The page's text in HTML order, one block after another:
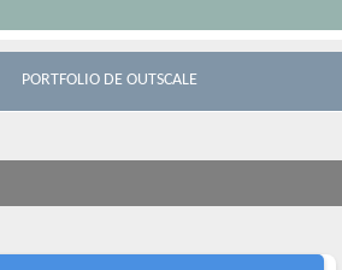
PORTFOLIO DE OUTSCALE